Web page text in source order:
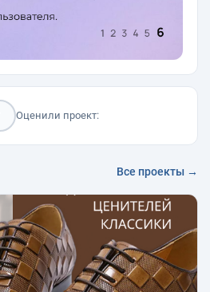
Оценили проект:
Все проекты →